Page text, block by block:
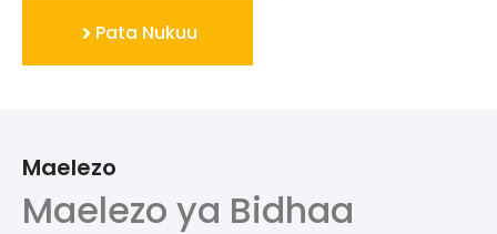
Pata Nukuu
Maelezo
Maelezo ya Bidhaa